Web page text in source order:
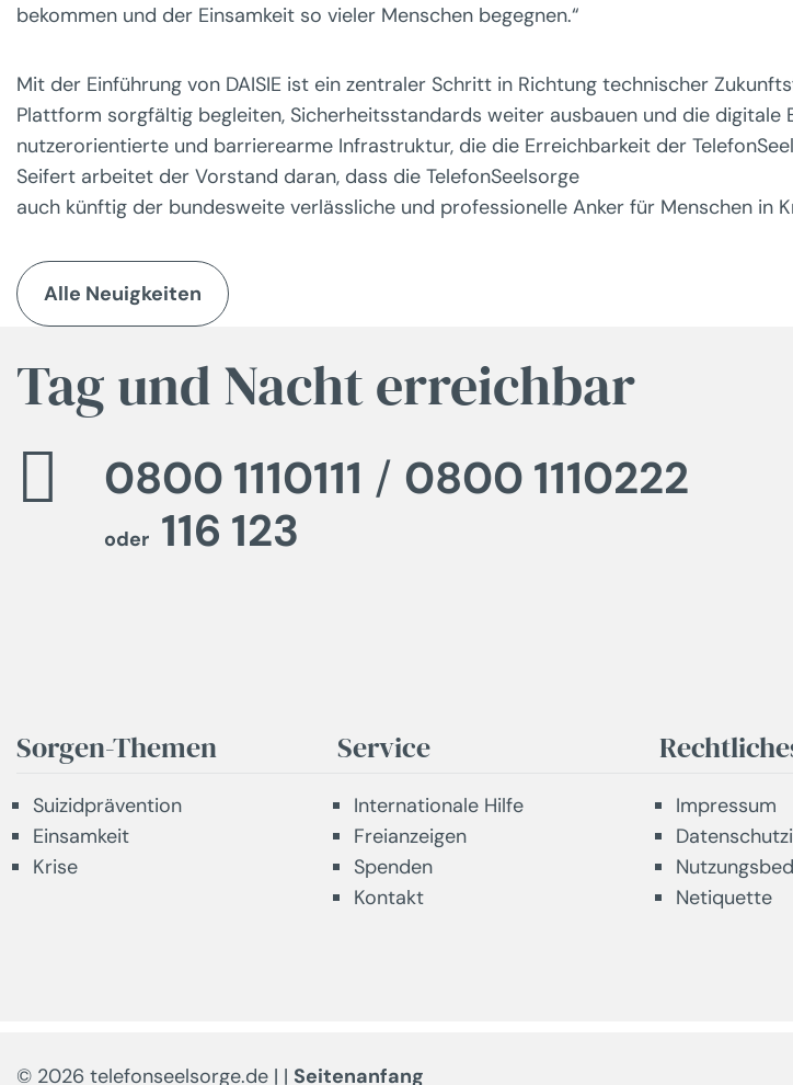
bekommen und der Einsamkeit so vieler Menschen begegnen.“
Mit der Einführung von DAISIE ist ein zentraler Schritt in Richtung technischer
Plattform sorgfältig begleiten, Sicherheitsstandards weiter ausbauen und die
nutzerorientierte und barrierearme Infrastruktur, die die Erreichbarkeit der
Seifert arbeitet der Vorstand daran, dass die TelefonSeelsorge
auch künftig der bundesweite verlässliche und professionelle Anker für Menschen in
Alle Neuigkeiten
Tag und Nacht erreichbar
0800 1110111 / 0800 1110222
oder 116 123
Sorgen-Themen
Suizidprävention
Einsamkeit
Krise
Service
Internationale Hilfe
Freianzeigen
Spenden
Kontakt
Impressum
Netiquette
© 2026 telefonseelsorge.de | | Seitenanfang